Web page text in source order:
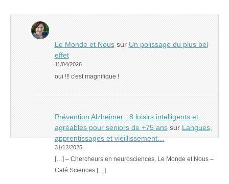
Le Monde et Noussur Un polissage du plus bel
effet
11/04/2026
oui !!! c'est magnifique !
Prévention Alzheimer : 8 loisirs intelligents et
agréables pour seniors de +75 anssur Langues,
apprentissages et vieillissement…
31/12/2025
[…] – Chercheurs en neurosciences, Le Monde et Nous –
Café Sciences […]